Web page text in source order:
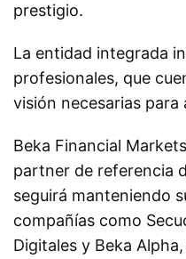
prestigio.
La entidad integrada
profesionales, que
visión necesarias
Beka Financial
partner de referencia
seguirá manteniendo
compañías como
Digitales y Beka